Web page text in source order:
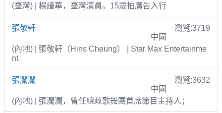
(臺灣) | 楊謹華，臺灣演員。15歲拍廣告入行
張敬軒
瀏覽:3719
中國
(內地) | 張敬軒（Hins Cheung） | Star Max Entertainme
nt
張瀾瀾
瀏覽:3632
中國
(內地) | 張瀾瀾，曾任總政歌舞團首席節目主持人；